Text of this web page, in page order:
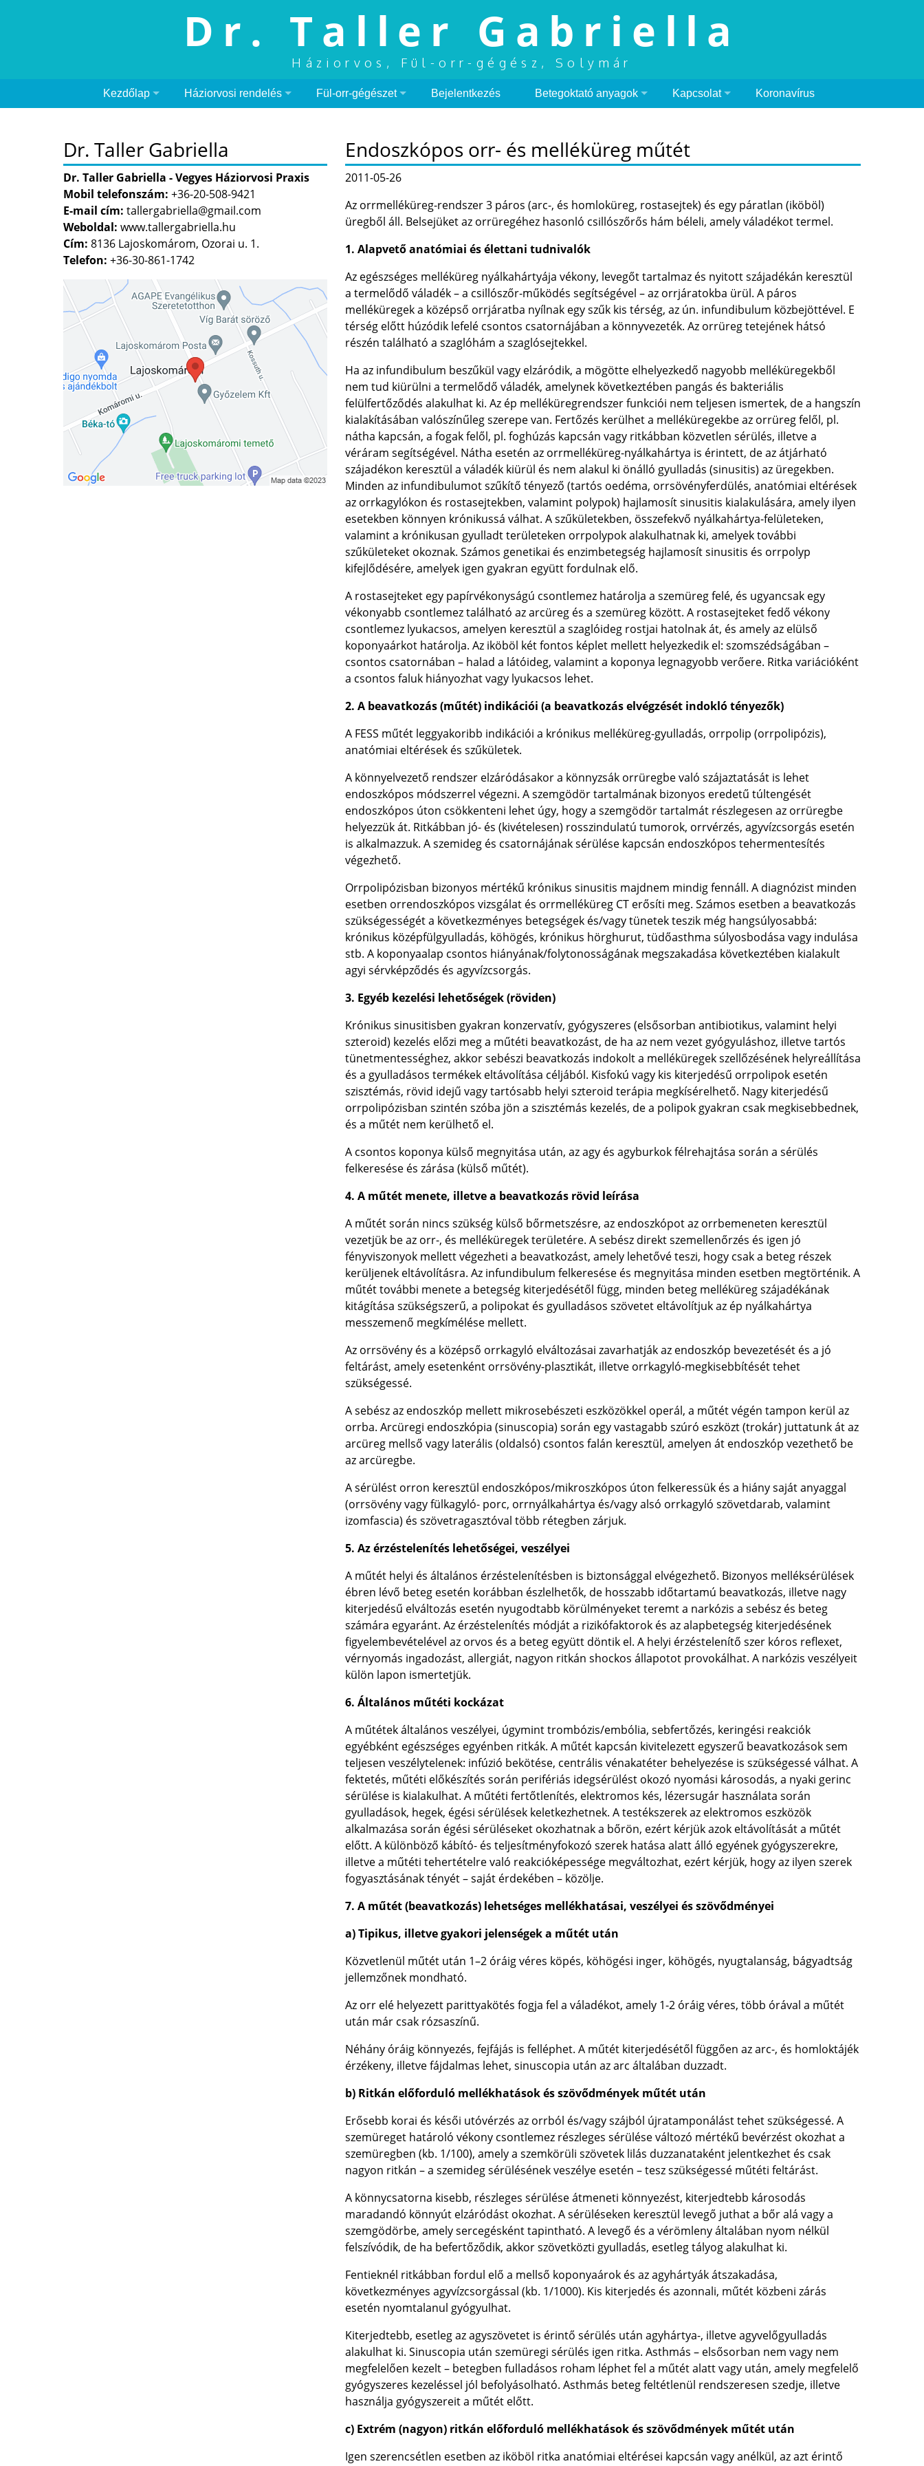
Dr. Taller Gabriella
Háziorvos, Fül-orr-gégész, Solymár
Kezdőlap Háziorvosi rendelés Fül-orr-gégészet Bejelentkezés Betegoktató anyagok Kapcsolat Koronavírus
Endoszkópos orr- és melléküreg műtét
2011-05-26
Az orrmelléküreg-rendszer 3 páros (arc-, és homloküreg, rostasejtek) és egy páratlan (iköböl)
üregből áll. Belsejüket az orrüregéhez hasonló csillószőrős hám béleli, amely váladékot termel.
1. Alapvető anatómiai és élettani tudnivalók
Az egészséges melléküreg nyálkahártyája vékony, levegőt tartalmaz és nyitott szájadékán keresztül
a termelődő váladék – a csillószőr-működés segítségével – az orrjáratokba ürül. A páros
melléküregek a középső orrjáratba nyílnak egy szűk kis térség, az ún. infundibulum közbejöttével. E
térség előtt húzódik lefelé csontos csatornájában a könnyvezeték. Az orrüreg tetejének hátsó
részén található a szaglóhám a szaglósejtekkel.
Ha az infundibulum beszűkül vagy elzáródik, a mögötte elhelyezkedő nagyobb melléküregekből
nem tud kiürülni a termelődő váladék, amelynek következtében pangás és bakteriális
felülfertőződés alakulhat ki. Az ép melléküregrendszer funkciói nem teljesen ismertek, de a hangszín
kialakításában valószínűleg szerepe van. Fertőzés kerülhet a melléküregekbe az orrüreg felől, pl.
nátha kapcsán, a fogak felől, pl. foghúzás kapcsán vagy ritkábban közvetlen sérülés, illetve a
véráram segítségével. Nátha esetén az orrmelléküreg-nyálkahártya is érintett, de az átjárható
szájadékon keresztül a váladék kiürül és nem alakul ki önálló gyulladás (sinusitis) az üregekben.
Minden az infundibulumot szűkítő tényező (tartós oedéma, orrsövényferdülés, anatómiai eltérések
az orrkagylókon és rostasejtekben, valamint polypok) hajlamosít sinusitis kialakulására, amely ilyen
esetekben könnyen krónikussá válhat. A szűkületekben, összefekvő nyálkahártya-felületeken,
valamint a krónikusan gyulladt területeken orrpolypok alakulhatnak ki, amelyek további
szűkületeket okoznak. Számos genetikai és enzimbetegség hajlamosít sinusitis és orrpolyp
kifejlődésére, amelyek igen gyakran együtt fordulnak elő.
A rostasejteket egy papírvékonyságú csontlemez határolja a szemüreg felé, és ugyancsak egy
vékonyabb csontlemez található az arcüreg és a szemüreg között. A rostasejteket fedő vékony
csontlemez lyukacsos, amelyen keresztül a szaglóideg rostjai hatolnak át, és amely az elülső
koponyaárkot határolja. Az iköböl két fontos képlet mellett helyezkedik el: szomszédságában –
csontos csatornában – halad a látóideg, valamint a koponya legnagyobb verőere. Ritka variációként
a csontos faluk hiányozhat vagy lyukacsos lehet.
2. A beavatkozás (műtét) indikációi (a beavatkozás elvégzését indokló tényezők)
A FESS műtét leggyakoribb indikációi a krónikus melléküreg-gyulladás, orrpolip (orrpolipózis),
anatómiai eltérések és szűkületek.
A könnyelvezető rendszer elzáródásakor a könnyzsák orrüregbe való szájaztatását is lehet
endoszkópos módszerrel végezni. A szemgödör tartalmának bizonyos eredetű túltengését
endoszkópos úton csökkenteni lehet úgy, hogy a szemgödör tartalmát részlegesen az orrüregbe
helyezzük át. Ritkábban jó- és (kivételesen) rosszindulatú tumorok, orrvérzés, agyvízcsorgás esetén
is alkalmazzuk. A szemideg és csatornájának sérülése kapcsán endoszkópos tehermentesítés
végezhető.
Orrpolipózisban bizonyos mértékű krónikus sinusitis majdnem mindig fennáll. A diagnózist minden
esetben orrendoszkópos vizsgálat és orrmelléküreg CT erősíti meg. Számos esetben a beavatkozás
szükségességét a következményes betegségek és/vagy tünetek teszik még hangsúlyosabbá:
krónikus középfülgyulladás, köhögés, krónikus hörghurut, tüdőasthma súlyosbodása vagy indulása
stb. A koponyaalap csontos hiányának/folytonosságának megszakadása következtében kialakult
agyi sérvképződés és agyvízcsorgás.
3. Egyéb kezelési lehetőségek (röviden)
Krónikus sinusitisben gyakran konzervatív, gyógyszeres (elsősorban antibiotikus, valamint helyi
szteroid) kezelés előzi meg a műtéti beavatkozást, de ha az nem vezet gyógyuláshoz, illetve tartós
tünetmentességhez, akkor sebészi beavatkozás indokolt a melléküregek szellőzésének helyreállítása
és a gyulladásos termékek eltávolítása céljából. Kisfokú vagy kis kiterjedésű orrpolipok esetén
szisztémás, rövid idejű vagy tartósabb helyi szteroid terápia megkísérelhető. Nagy kiterjedésű
orrpolipózisban szintén szóba jön a szisztémás kezelés, de a polipok gyakran csak megkisebbednek,
és a műtét nem kerülhető el.
A csontos koponya külső megnyitása után, az agy és agyburkok félrehajtása során a sérülés
felkeresése és zárása (külső műtét).
4. A műtét menete, illetve a beavatkozás rövid leírása
A műtét során nincs szükség külső bőrmetszésre, az endoszkópot az orrbemeneten keresztül
vezetjük be az orr-, és melléküregek területére. A sebész direkt szemellenőrzés és igen jó
fényviszonyok mellett végezheti a beavatkozást, amely lehetővé teszi, hogy csak a beteg részek
kerüljenek eltávolításra. Az infundibulum felkeresése és megnyitása minden esetben megtörténik. A
műtét további menete a betegség kiterjedésétől függ, minden beteg melléküreg szájadékának
kitágítása szükségszerű, a polipokat és gyulladásos szövetet eltávolítjuk az ép nyálkahártya
messzemenő megkímélése mellett.
Az orrsövény és a középső orrkagyló elváltozásai zavarhatják az endoszkóp bevezetését és a jó
feltárást, amely esetenként orrsövény-plasztikát, illetve orrkagyló-megkisebbítését tehet
szükségessé.
A sebész az endoszkóp mellett mikrosebészeti eszközökkel operál, a műtét végén tampon kerül az
orrba. Arcüregi endoszkópia (sinuscopia) során egy vastagabb szúró eszközt (trokár) juttatunk át az
arcüreg mellső vagy laterális (oldalsó) csontos falán keresztül, amelyen át endoszkóp vezethető be
az arcüregbe.
A sérülést orron keresztül endoszkópos/mikroszkópos úton felkeressük és a hiány saját anyaggal
(orrsövény vagy fülkagyló- porc, orrnyálkahártya és/vagy alsó orrkagyló szövetdarab, valamint
izomfascia) és szövetragasztóval több rétegben zárjuk.
5. Az érzéstelenítés lehetőségei, veszélyei
A műtét helyi és általános érzéstelenítésben is biztonsággal elvégezhető. Bizonyos melléksérülések
ébren lévő beteg esetén korábban észlelhetők, de hosszabb időtartamú beavatkozás, illetve nagy
kiterjedésű elváltozás esetén nyugodtabb körülményeket teremt a narkózis a sebész és beteg
számára egyaránt. Az érzéstelenítés módját a rizikófaktorok és az alapbetegség kiterjedésének
figyelembevételével az orvos és a beteg együtt döntik el. A helyi érzéstelenítő szer kóros reflexet,
vérnyomás ingadozást, allergiát, nagyon ritkán shockos állapotot provokálhat. A narkózis veszélyeit
külön lapon ismertetjük.
6. Általános műtéti kockázat
A műtétek általános veszélyei, úgymint trombózis/embólia, sebfertőzés, keringési reakciók
egyébként egészséges egyénben ritkák. A műtét kapcsán kivitelezett egyszerű beavatkozások sem
teljesen veszélytelenek: infúzió bekötése, centrális vénakatéter behelyezése is szükségessé válhat. A
fektetés, műtéti előkészítés során perifériás idegsérülést okozó nyomási károsodás, a nyaki gerinc
sérülése is kialakulhat. A műtéti fertőtlenítés, elektromos kés, lézersugár használata során
gyulladások, hegek, égési sérülések keletkezhetnek. A testékszerek az elektromos eszközök
alkalmazása során égési sérüléseket okozhatnak a bőrön, ezért kérjük azok eltávolítását a műtét
előtt. A különböző kábító- és teljesítményfokozó szerek hatása alatt álló egyének gyógyszerekre,
illetve a műtéti tehertételre való reakcióképessége megváltozhat, ezért kérjük, hogy az ilyen szerek
fogyasztásának tényét – saját érdekében – közölje.
7. A műtét (beavatkozás) lehetséges mellékhatásai, veszélyei és szövődményei
a) Tipikus, illetve gyakori jelenségek a műtét után
Közvetlenül műtét után 1–2 óráig véres köpés, köhögési inger, köhögés, nyugtalanság, bágyadtság
jellemzőnek mondható.
Az orr elé helyezett parittyakötés fogja fel a váladékot, amely 1-2 óráig véres, több órával a műtét
után már csak rózsaszínű.
Néhány óráig könnyezés, fejfájás is felléphet. A műtét kiterjedésétől függően az arc-, és homloktájék
érzékeny, illetve fájdalmas lehet, sinuscopia után az arc általában duzzadt.
b) Ritkán előforduló mellékhatások és szövődmények műtét után
Erősebb korai és késői utóvérzés az orrból és/vagy szájból újratamponálást tehet szükségessé. A
szemüreget határoló vékony csontlemez részleges sérülése változó mértékű bevérzést okozhat a
szemüregben (kb. 1/100), amely a szemkörüli szövetek lilás duzzanataként jelentkezhet és csak
nagyon ritkán – a szemideg sérülésének veszélye esetén – tesz szükségessé műtéti feltárást.
A könnycsatorna kisebb, részleges sérülése átmeneti könnyezést, kiterjedtebb károsodás
maradandó könnyút elzáródást okozhat. A sérüléseken keresztül levegő juthat a bőr alá vagy a
szemgödörbe, amely sercegésként tapintható. A levegő és a vérömleny általában nyom nélkül
felszívódik, de ha befertőződik, akkor szövetközti gyulladás, esetleg tályog alakulhat ki.
Fentieknél ritkábban fordul elő a mellső koponyaárok és az agyhártyák átszakadása,
következményes agyvízcsorgással (kb. 1/1000). Kis kiterjedés és azonnali, műtét közbeni zárás
esetén nyomtalanul gyógyulhat.
Kiterjedtebb, esetleg az agyszövetet is érintő sérülés után agyhártya-, illetve agyvelőgyulladás
alakulhat ki. Sinuscopia után szemüregi sérülés igen ritka. Asthmás – elsősorban nem vagy nem
megfelelően kezelt – betegben fulladásos roham léphet fel a műtét alatt vagy után, amely megfelelő
gyógyszeres kezeléssel jól befolyásolható. Asthmás beteg feltétlenül rendszeresen szedje, illetve
használja gyógyszereit a műtét előtt.
c) Extrém (nagyon) ritkán előforduló mellékhatások és szövődmények műtét után
Igen szerencsétlen esetben az iköböl ritka anatómiai eltérései kapcsán vagy anélkül, az azt érintő
Dr. Taller Gabriella
Dr. Taller Gabriella - Vegyes Háziorvosi Praxis
Mobil telefonszám: +36-20-508-9421
E-mail cím: tallergabriella@gmail.com
Weboldal: www.tallergabriella.hu
Cím: 8136 Lajoskomárom, Ozorai u. 1.
Telefon: +36-30-861-1742